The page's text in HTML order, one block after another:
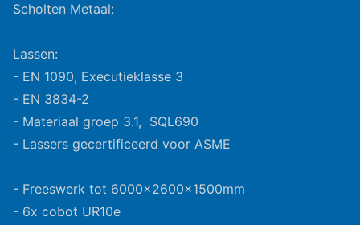
Scholten Metaal:
Lassen:
- EN 1090, Executieklasse 3
- EN 3834-2
- Materiaal groep 3.1, SQL690
- Lassers gecertificeerd voor ASME
- Freeswerk tot 6000x2600x1500mm
- 6x cobot UR10e